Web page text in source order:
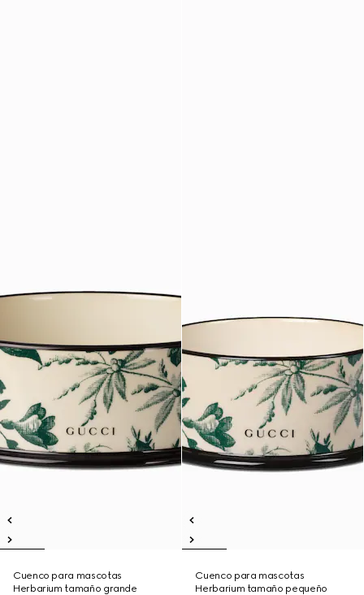
Cuenco para mascotas
Herbarium tamaño grande
Cuenco para mascotas
Herbarium tamaño pequeño